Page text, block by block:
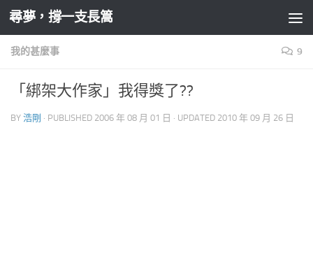
Skip to content
尋夢，撐一支長篙
我的甚麼事 9
「綁架大作家」我得獎了??
BY 浩剛 · PUBLISHED 2006 年 08 月 01 日 · UPDATED 2010 年 09 月 26 日